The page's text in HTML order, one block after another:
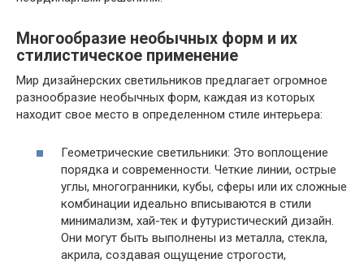
Многообразие необычных форм и их
стилистическое применение
Мир дизайнерских светильников предлагает огромное
разнообразие необычных форм, каждая из которых
находит свое место в определенном стиле интерьера:
Геометрические светильники: Это воплощение
порядка и современности. Четкие линии, острые
углы, многогранники, кубы, сферы или их сложные
комбинации идеально вписываются в стили
минимализм, хай-тек и футуристический дизайн.
Они могут быть выполнены из металла, стекла,
акрила, создавая ощущение строгости,